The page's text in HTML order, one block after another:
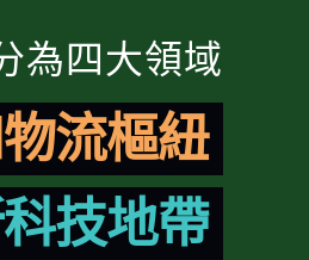
為四大領域
流樞紐
技地帶